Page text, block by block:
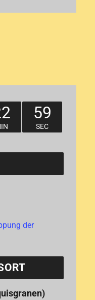
59
SEC
der